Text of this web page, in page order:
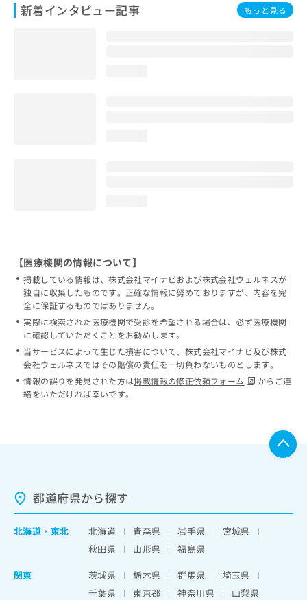
新着インタビュー記事 もっと見る
【医療機関の情報について】
掲載している情報は、株式会社マイナビおよび株式会社ウェルネスが
独自に収集したものです。正確な情報に努めておりますが、内容を完
全に保証するものではありません。
実際に検索された医療機関で受診を希望される場合は、必ず医療機関
に確認していただくことをお勧めします。
当サービスによって生じた損害について、株式会社マイナビ及び株式
会社ウェルネスではその賠償の責任を一切負わないものとします。
情報の誤りを発見された方は掲載情報の修正依頼フォーム
からご連
絡をいただければ幸いです。
都道府県から探す
北海道 ・ 東北 北海道 青森県 岩手県
宮城県
秋田県
山形県
福島県
関東
茨城県 栃木県 群馬県
埼玉県
千葉県
東京都 神奈川県
山梨県